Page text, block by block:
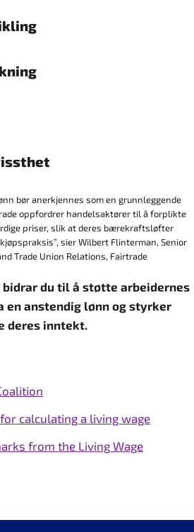
bør anerkjennes som en grunnleggende
oppfordrer handelsaktører til å forplikte
priser, slik at deres bærekraftsløfter
sier Wilbert Flinterman, Senior
Trade Union Relations, Fairtrade
bidrar du til å støtte arbeidernes
anstendig lønn og styrker
deres inntekt.
calculating a living wage
from the Living Wage